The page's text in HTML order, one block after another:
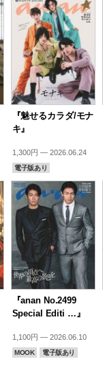
『魅せるカラダ/モナ
キ』
1,300円 — 2026.06.24
電子版あり
『anan No.2499
Special Editi …』
1,100円 — 2026.06.10
MOOK 電子版あり